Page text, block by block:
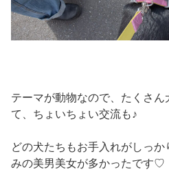
テーマが動物なので、たくさ
て、ちょいちょい交流も♪
どの犬たちもお手入れがしっ
みの美男美女が多かったです♡